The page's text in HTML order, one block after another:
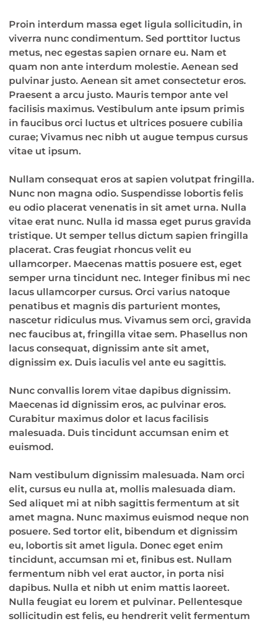
Proin interdum massa eget ligula sollicitudin, in
viverra nunc condimentum. Sed porttitor luctus
metus, nec egestas sapien ornare eu. Nam et
quam non ante interdum molestie. Aenean sed
pulvinar justo. Aenean sit amet consectetur eros.
Praesent a arcu justo. Mauris tempor ante vel
facilisis maximus. Vestibulum ante ipsum primis
in faucibus orci luctus et ultrices posuere cubilia
curae; Vivamus nec nibh ut augue tempus cursus
vitae ut ipsum.
Nullam consequat eros at sapien volutpat fringilla.
Nunc non magna odio. Suspendisse lobortis felis
eu odio placerat venenatis in sit amet urna. Nulla
vitae erat nunc. Nulla id massa eget purus gravida
tristique. Ut semper tellus dictum sapien fringilla
placerat. Cras feugiat rhoncus velit eu
ullamcorper. Maecenas mattis posuere est, eget
semper urna tincidunt nec. Integer finibus mi nec
lacus ullamcorper cursus. Orci varius natoque
penatibus et magnis dis parturient montes,
nascetur ridiculus mus. Vivamus sem orci, gravida
nec faucibus at, fringilla vitae sem. Phasellus non
lacus consequat, dignissim ante sit amet,
dignissim ex. Duis iaculis vel ante eu sagittis.
Nunc convallis lorem vitae dapibus dignissim.
Maecenas id dignissim eros, ac pulvinar eros.
Curabitur maximus dolor et lacus facilisis
malesuada. Duis tincidunt accumsan enim et
euismod.
Nam vestibulum dignissim malesuada. Nam orci
elit, cursus eu nulla at, mollis malesuada diam.
Sed aliquet mi at nibh sagittis fermentum at sit
amet magna. Nunc maximus euismod neque non
posuere. Sed tortor elit, bibendum et dignissim
eu, lobortis sit amet ligula. Donec eget enim
tincidunt, accumsan mi et, finibus est. Nullam
fermentum nibh vel erat auctor, in porta nisi
dapibus. Nulla et nibh ut enim mattis laoreet.
Nulla feugiat eu lorem et pulvinar. Pellentesque
sollicitudin est felis, eu hendrerit velit fermentum